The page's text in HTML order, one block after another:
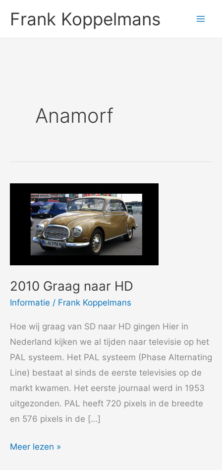
naar
de
Frank Koppelmans
Anamorf
2010 Graag naar HD
Informatie / Frank Koppelmans
Hoe wij graag van SD naar HD gingen Hier in
Nederland kijken we al tijden naar televisie op het
PAL systeem. Het PAL systeem (Phase Alternating
Line) bestaat al sinds de eerste televisies op de
markt kwamen. Het eerste journaal werd in 1953
uitgezonden. PAL heeft 720 pixels in de breedte
en 576 pixels in de […]
2010
Meer lezen »